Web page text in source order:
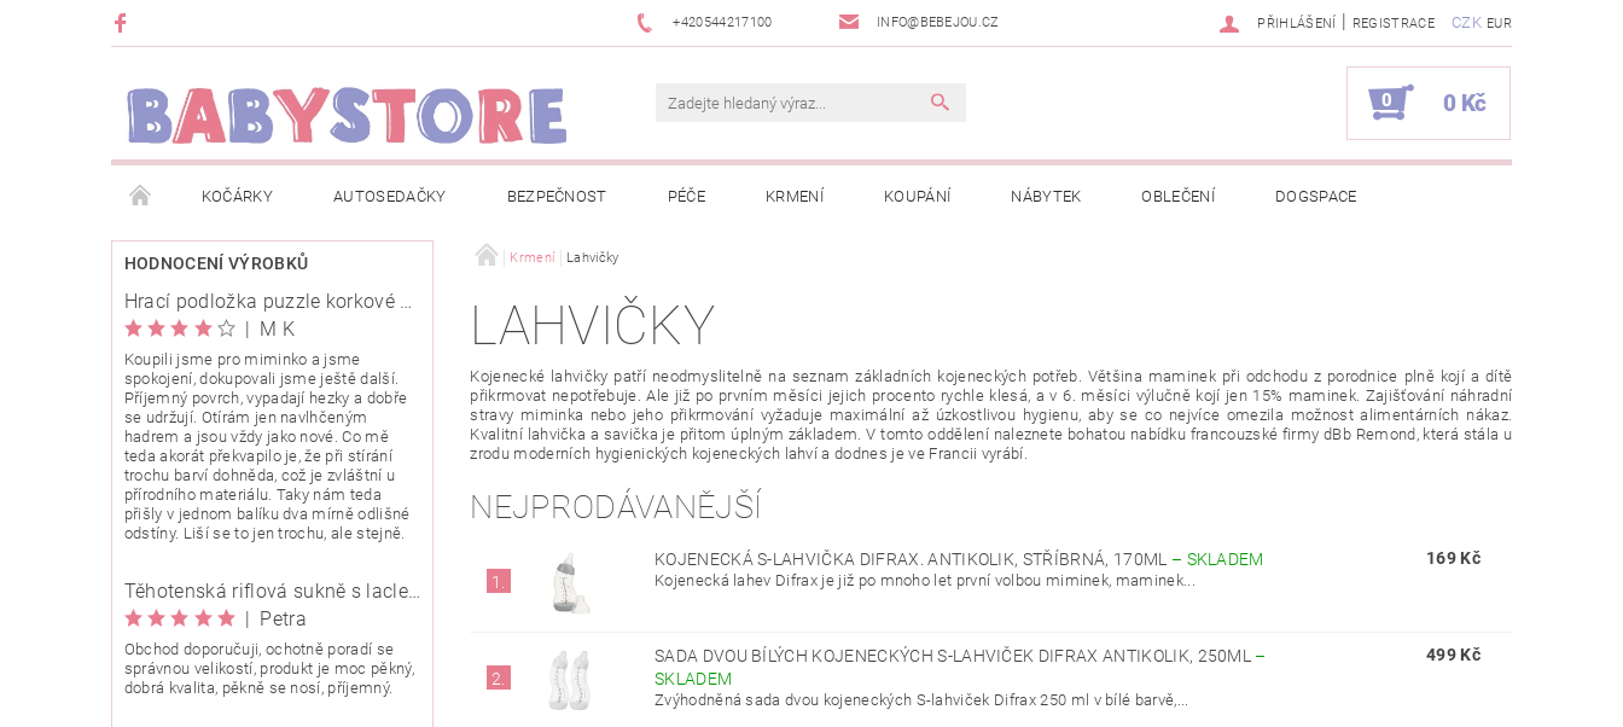
+420544217100 INFO@BEBEJOU.CZ CZK EUR
PŘIHLÁŠENÍ | REGISTRACE
0 0 Kč
KOČÁRKY AUTOSEDAČKY BEZPEČNOST PÉČE KRMENÍ KOUPÁNÍ NÁBYTEK OBLEČENÍ DOGSPACE
METRÁŽ ZNAČKY ROZBALENO NEBO Z VÝSTAVY
OBCHODNÍ PODMÍNKY INFORMACE O EVIDENCI TRŽEB EET INFORMACE O ZPRACOVÁNÍ OSOBNÍCH ÚDAJŮ
O NÁS KARIERA KLUB BABYSTORE NEWSLETTERY ODSTOUPENÍ OD SMLOUVY MOJE OBJEDNÁVKA
HODNOCENÍ VÝROBKŮ
Hrací podložka puzzle korkové 120x120cm
| M K
Koupili jsme pro miminko a jsme
spokojení, dokupovali jsme ještě další.
Příjemný povrch, vypadají hezky a dobře
se udržují. Otírám jen navlhčeným
hadrem a jsou vždy jako nové. Co mě
teda akorát překvapilo je, že při stírání
trochu barví dohněda, což je zvláštní u
přírodního materiálu. Taky nám teda
přišly v jednom balíku dva mírně odlišné
odstíny. Liší se to jen trochu, ale stejně.
Těhotenská riflová sukně s laclem Rialto Wingles 01753
| Petra
Obchod doporučuji, ochotně poradí se
správnou velikostí, produkt je moc pěkný,
dobrá kvalita, pěkně se nosí, příjemný.
Krmení Lahvičky
LAHVIČKY
Kojenecké lahvičky patří neodmyslitelně na seznam základních kojeneckých potřeb. Většina maminek při odchodu z porodnice plně kojí a dítě
přikrmovat nepotřebuje. Ale již po prvním měsíci jejich procento rychle klesá, a v 6. měsíci výlučně kojí jen 15% maminek. Zajišťování náhradní
stravy miminka nebo jeho přikrmování vyžaduje maximální až úzkostlivou hygienu, aby se co nejvíce omezila možnost alimentárních nákaz.
Kvalitní lahvička a savička je přitom úplným základem. V tomto oddělení naleznete bohatou nabídku francouzské firmy dBb Remond, která stála u
zrodu moderních hygienických kojeneckých lahví a dodnes je ve Francii vyrábí.
NEJPRODÁVANĚJŠÍ
1.
KOJENECKÁ S-LAHVIČKA DIFRAX. ANTIKOLIK, STŘÍBRNÁ, 170ML – SKLADEM
Kojenecká lahev Difrax je již po mnoho let první volbou miminek, maminek...
169 Kč
2.
SADA DVOU BÍLÝCH KOJENECKÝCH S-LAHVIČEK DIFRAX ANTIKOLIK, 250ML –
SKLADEM
Zvýhodněná sada dvou kojeneckých S-lahviček Difrax 250 ml v bílé barvě,...
499 Kč